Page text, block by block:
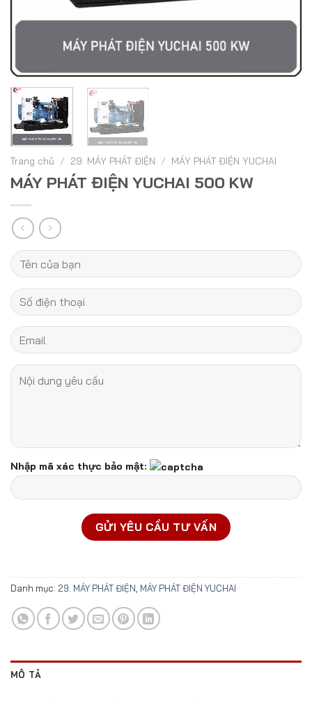
Trang chủ / 29. MÁY PHÁT ĐIỆN / MÁY PHÁT ĐIỆN YUCHAI
MÁY PHÁT ĐIỆN YUCHAI 500 KW
Nhập mã xác thực bảo mật:
Danh mục: 29. MÁY PHÁT ĐIỆN MÁY PHÁT ĐIỆN YUCHAI
MÔ TẢ